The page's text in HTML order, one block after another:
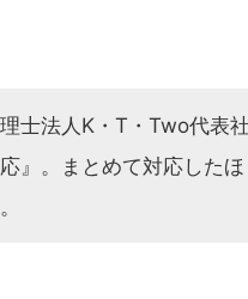
士法人K・T・Two代表
』。まとめて対応した